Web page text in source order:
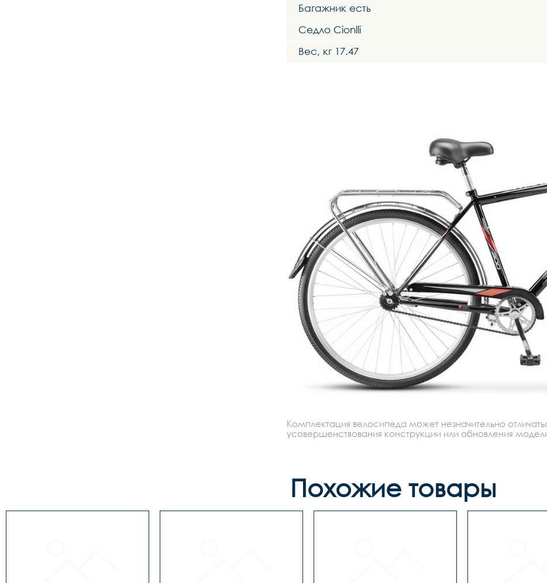
Багажник есть
Седло Cionlli
Вес, кг 17.47
Комплектация велосипеда может незначительно
усовершенствования конструкции или обновления
Похожие товары